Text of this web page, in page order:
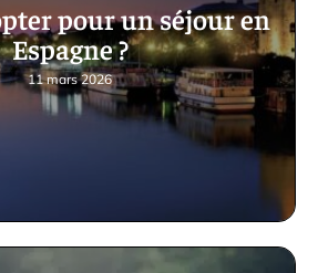
pour un séjour en
Espagne ?
11 mars 2026